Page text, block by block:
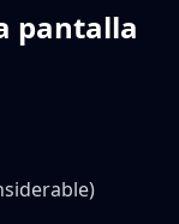
pantalla